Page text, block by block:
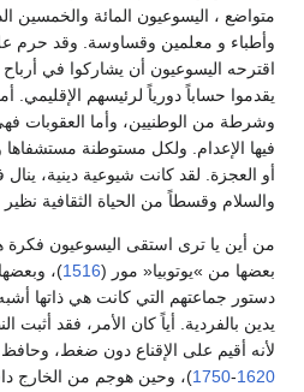
متواضع ، اليسوعيون المائة والخمسين
وأطباء و معلمين وقساوسة. وقد حرم
اقترحه اليسوعيون أن يشاركوا في أرباح
يقدموا حساباً دورياً لرئيسهم الإقليمي.
وشرطة من الوطنيين، وأما العقوبات
فيها الإعدام. ولكل مستوطنة مستشفاها
أو العجزة. لقد كانت شيوعية دينية، ينال
والسلام وقسطاً من الحياة الثقافية
من أين يا ترى استقى اليسوعيون فكرة
بعضها من »يوتوبيا« مور (1516)،
دستور جماعتهم التي كانت هي ذاتها
يدين بالفردية. أياً كان الأمر، فقد
لأنه أقيم على الإقناع دون ضغط، وحافظ على كيانه
1620
-
1750)، وحين هوجم من الخارج